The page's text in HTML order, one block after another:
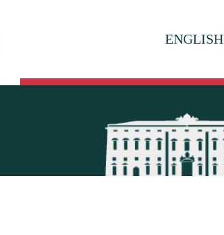
ENGLISH